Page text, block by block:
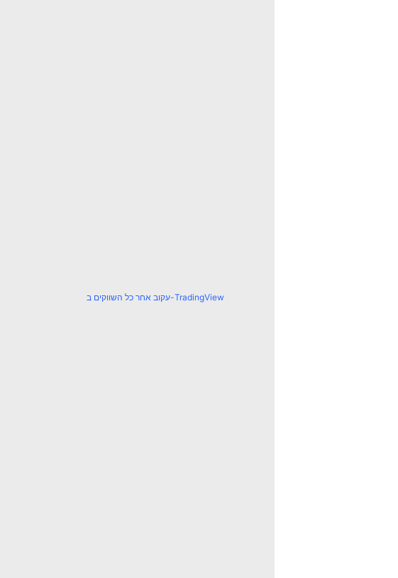
עקוב אחר כל השווקים ב-TradingView